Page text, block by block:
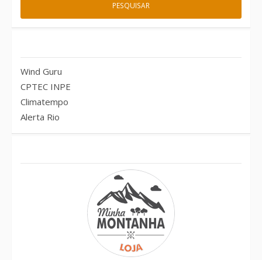
Wind Guru
CPTEC INPE
Climatempo
Alerta Rio